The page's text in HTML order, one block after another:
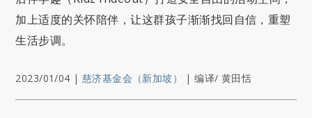
加上适度的关怀陪伴，让这群孩子渐渐找回自信，重塑
生活步调。
2023/01/04 | 慈济基金会（新加坡） |编译/ 黄田恬